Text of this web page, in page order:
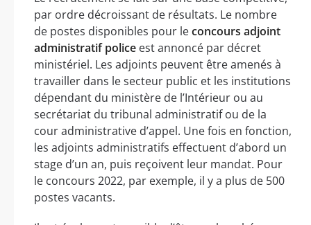
par ordre décroissant de résultats. Le nombre
de postes disponibles pour leconcours adjoint
administratif police est annoncé par décret
ministériel. Les adjoints peuvent être amenés à
travailler dans le secteur public et les institutions
dépendant du ministère de l’Intérieur ou au
secrétariat du tribunal administratif ou de la
cour administrative d’appel. Une fois en fonction,
les adjoints administratifs effectuent d’abord un
stage d’un an, puis reçoivent leur mandat. Pour
le concours 2022, par exemple, il y a plus de 500
postes vacants.